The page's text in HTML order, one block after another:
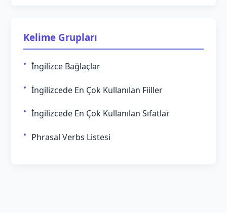
Kelime Grupları
İngilizce Bağlaçlar
İngilizcede En Çok Kullanılan Fiiller
İngilizcede En Çok Kullanılan Sıfatlar
Phrasal Verbs Listesi